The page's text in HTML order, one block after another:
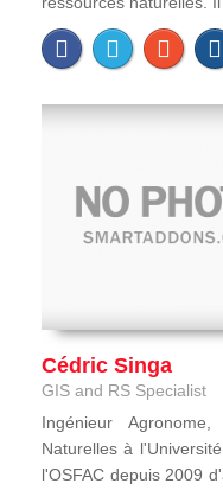
Cédric Singa
GIS and RS Specialist
Ingénieur
Naturelles à
l'OSFAC depuis 2009